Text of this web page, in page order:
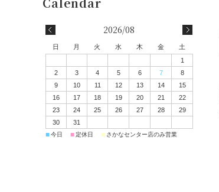
2026/08
日 月 火 水 木 金
土
1
2
3 4 5 6 7
8
9
10 11 12 13 14
15
16
17 18 19 20 21
22
23
24 25 26 27 28
29
30
31
■今日 ■定休日 ■ さかなセンター店のみ営業